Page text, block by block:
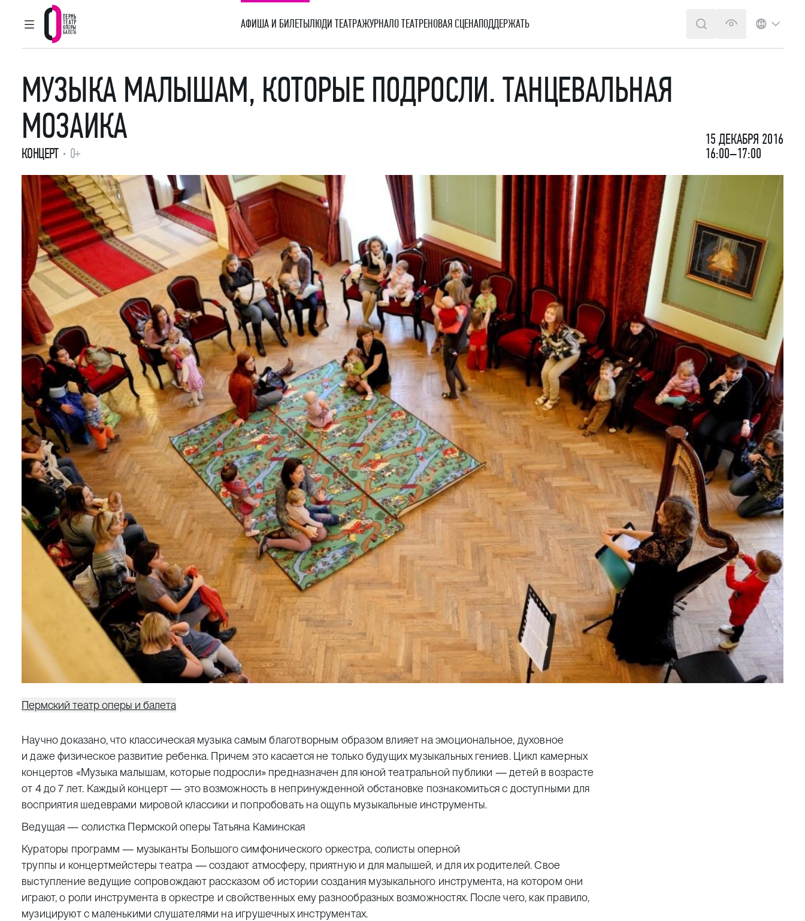
ГЛАВНОЕ МЕНЮ
Пермский театр оперы и балета
АФИША И БИЛЕТЫЛЮДИ ТЕАТРАЖУРНАЛО ТЕАТРЕНОВАЯ СЦЕНАПОДДЕРЖАТЬ ПОИСКВЕРСИЯ ДЛЯ
ЯЗЫК
МУЗЫКА МАЛЫШАМ, КОТОРЫЕ ПОДРОСЛИ. ТАНЦЕВАЛЬНАЯ
МОЗАИКА
КОНЦЕРТ 0+
15 ДЕКАБРЯ 2016
16:00–17:00
Пермский театр оперы и балета
Научно доказано, что классическая музыка самым благотворным образом влияет на эмоциональное, духовное
и даже физическое развитие ребенка. Причем это касается не только будущих музыкальных гениев. Цикл камерных
концертов «Музыка малышам, которые подросли» предназначен для юной театральной публики — детей в возрасте
от 4 до 7 лет. Каждый концерт — это возможность в непринужденной обстановке познакомиться с доступными для
восприятия шедеврами мировой классики и попробовать на ощупь музыкальные инструменты.
Ведущая — солистка Пермской оперы Татьяна Каминская
Кураторы программ — музыканты Большого симфонического оркестра, солисты оперной
труппы и концертмейстеры театра — создают атмосферу, приятную и для малышей, и для их родителей. Свое
выступление ведущие сопровождают рассказом об истории создания музыкального инструмента, на котором они
играют, о роли инструмента в оркестре и свойственных ему разнообразных возможностях. После чего, как правило,
музицируют с маленькими слушателями на игрушечных инструментах.